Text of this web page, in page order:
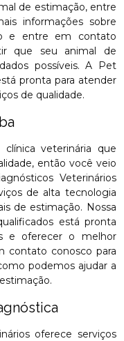
de estimação, entre
informações sobre
e entre em contato
que seu animal de
possíveis. A Pet
pronta para atender
de qualidade.
veterinária que
então você veio
Veterinários
de alta tecnologia
de estimação. Nossa
está pronta
e oferecer o melhor
contato conosco para
podemos ajudar a
oferece serviços